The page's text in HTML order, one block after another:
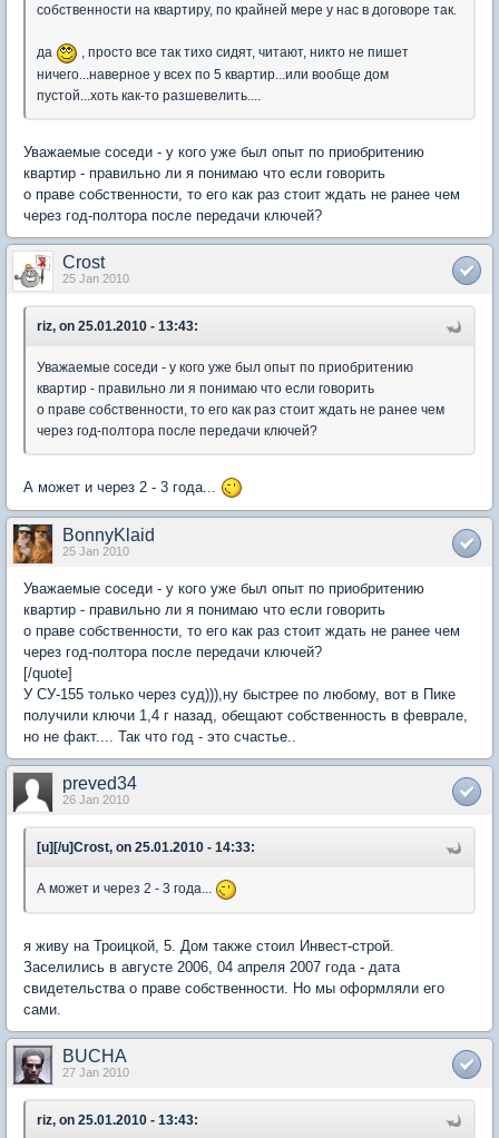
собственности на квартиру, по крайней мере у нас в договоре так.
да
, просто все так тихо сидят, читают, никто не пишет
ничего...наверное у всех по 5 квартир...или вообще дом
пустой...хоть как-то разшевелить....
Уважаемые соседи - у кого уже был опыт по приобритению
квартир - правильно ли я понимаю что если говорить
о праве собственности, то его как раз стоит ждать не ранее чем
через год-полтора после передачи ключей?
Crost
25 Jan 2010
riz, on 25.01.2010 - 13:43:
Уважаемые соседи - у кого уже был опыт по приобритению
квартир - правильно ли я понимаю что если говорить
о праве собственности, то его как раз стоит ждать не ранее чем
через год-полтора после передачи ключей?
А может и через 2 - 3 года...
BonnyKlaid
25 Jan 2010
Уважаемые соседи - у кого уже был опыт по приобритению
квартир - правильно ли я понимаю что если говорить
о праве собственности, то его как раз стоит ждать не ранее чем
через год-полтора после передачи ключей?
[/quote]
У СУ-155 только через суд))),ну быстрее по любому, вот в Пике
получили ключи 1,4 г назад, обещают собственность в феврале,
но не факт.... Так что год - это счастье..
preved34
26 Jan 2010
[u][/u]Crost, on 25.01.2010 - 14:33:
А может и через 2 - 3 года...
я живу на Троицкой, 5. Дом также стоил Инвест-строй.
Заселились в августе 2006, 04 апреля 2007 года - дата
свидетельства о праве собственности. Но мы оформляли его
сами.
BUCHA
27 Jan 2010
riz, on 25.01.2010 - 13:43: